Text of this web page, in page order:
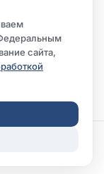
сайта,